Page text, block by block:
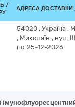
/
АДРЕСА ДОСТАВКИ
54020 , Україна ,
, Миколаїв , вул.
по 25-12-2026